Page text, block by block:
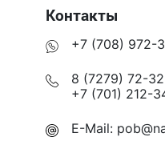
Контакты
+7 (708) 972-
8 (7279) 72-
+7 (701) 212-
E-Mail: